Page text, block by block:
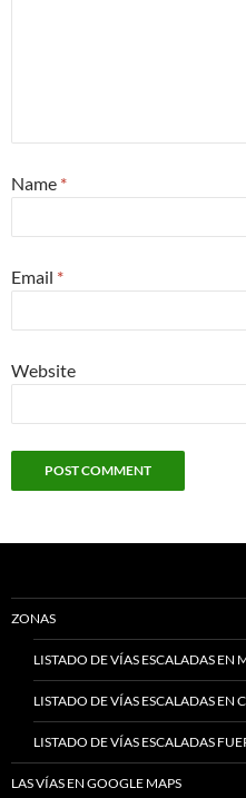
Name *
Email *
Website
ZONAS
LISTADO DE VÍAS ESCALADAS EN
LISTADO DE VÍAS ESCALADAS EN
LISTADO DE VÍAS ESCALADAS
LAS VÍAS EN GOOGLE MAPS